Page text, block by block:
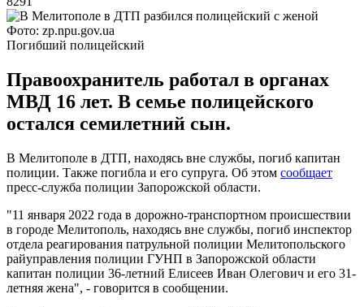
Фото: zp.npu.gov.ua
Погибший полицейский
Правоохранитель работал в органах
МВД 16 лет. В семье полицейского
остался семилетний сын.
В Мелитополе в ДТП, находясь вне службы, погиб капитан
полиции. Также погибла и его супруга. Об этом сообщает
пресс-служба полиции Запорожской области.
"11 января 2022 года в дорожно-транспортном происшествии
в городе Мелитополь, находясь вне службы, погиб инспектор
отдела реагирования патрульной полиции Мелитопольского
райуправления полиции ГУНП в Запорожской области
капитан полиции 36-летний Елисеев Иван Олегович и его 31-
летняя жена", - говорится в сообщении.